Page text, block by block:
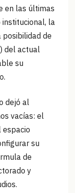
en las últimas
la
de
del actual
su
dejó al
vacías: el
su
de
y